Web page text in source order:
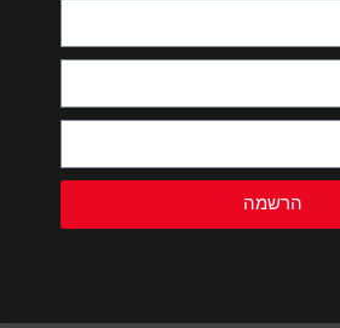
של עורכי הדין בנושאים משפטיים
אביב, או בבית התנועה הקיבוצית ברח' ליאונרדו דה וינצי מס' 13 בתל אביב. מרחק של מספר דקות הליכה מרכבת עזריאלי בסמוך
הרשמה